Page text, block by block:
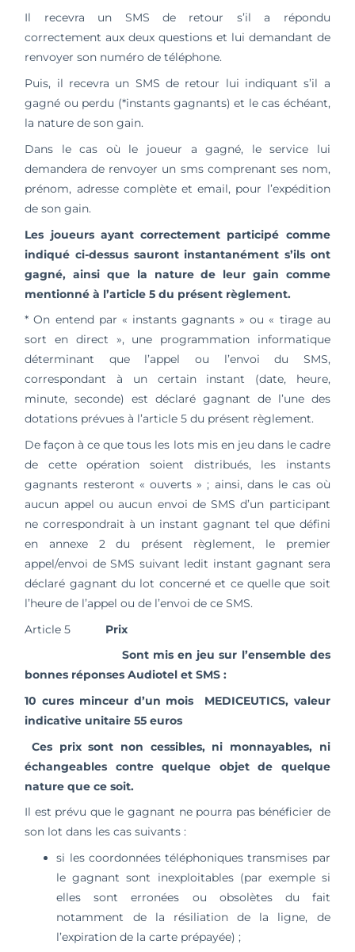
Il recevra un SMS de retour s’il a répondu
correctement aux deux questions et lui demandant de
renvoyer son numéro de téléphone.
Puis, il recevra un SMS de retour lui indiquant s’il a
gagné ou perdu (*instants gagnants) et le cas échéant,
la nature de son gain.
Dans le cas où le joueur a gagné, le service lui
demandera de renvoyer un sms comprenant ses nom,
prénom, adresse complète et email, pour l’expédition
de son gain.
Les joueurs ayant correctement participé comme
indiqué ci-dessus sauront instantanément s’ils ont
gagné, ainsi que la nature de leur gain comme
mentionné à l’article 5 du présent règlement.
* On entend par « instants gagnants » ou « tirage au
sort en direct », une programmation informatique
déterminant que l’appel ou l’envoi du SMS,
correspondant à un certain instant (date, heure,
minute, seconde) est déclaré gagnant de l’une des
dotations prévues à l’article 5 du présent règlement.
De façon à ce que tous les lots mis en jeu dans le cadre
de cette opération soient distribués, les instants
gagnants resteront « ouverts » ; ainsi, dans le cas où
aucun appel ou aucun envoi de SMS d’un participant
ne correspondrait à un instant gagnant tel que défini
en annexe 2 du présent règlement, le premier
appel/envoi de SMS suivant ledit instant gagnant sera
déclaré gagnant du lot concerné et ce quelle que soit
l’heure de l’appel ou de l’envoi de ce SMS.
Article 5 Prix
Sont mis en jeu sur l’ensemble des
bonnes réponses Audiotel et SMS :
10 cures minceur d’un mois MEDICEUTICS, valeur
indicative unitaire 55 euros
Ces prix sont non cessibles, ni monnayables, ni
échangeables contre quelque objet de quelque
nature que ce soit.
Il est prévu que le gagnant ne pourra pas bénéficier de
son lot dans les cas suivants :
si les coordonnées téléphoniques transmises par
le gagnant sont inexploitables (par exemple si
elles sont erronées ou obsolètes du fait
notamment de la résiliation de la ligne, de
l’expiration de la carte prépayée) ;